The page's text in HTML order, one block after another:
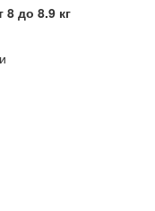
8 до 8.9 кг